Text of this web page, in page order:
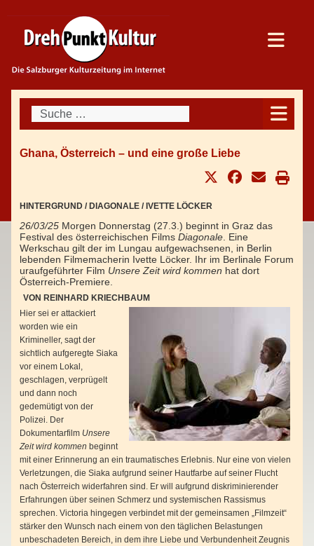
Suchen
Ghana, Österreich – und eine große Liebe
HINTERGRUND / DIAGONALE / IVETTE LÖCKER
26/03/25 Morgen Donnerstag (27.3.) beginnt in Graz das
Festival des österreichischen Films Diagonale. Eine
Werkschau gilt der im Lungau aufgewachsenen, in Berlin
lebenden Filmemacherin Ivette Löcker. Ihr im Berlinale Forum
uraufgeführter Film Unsere Zeit wird kommen hat dort
Österreich-Premiere.
VON REINHARD KRIECHBAUM
Hier sei er attackiert
worden wie ein
Krimineller, sagt der
sichtlich aufgeregte Siaka
vor einem Lokal,
geschlagen, verprügelt
und dann noch
gedemütigt von der
Polizei. Der
Dokumentarfilm Unsere
Zeit wird kommen beginnt
mit einer Erinnerung an ein traumatisches Erlebnis. Nur eine von vielen
Verletzungen, die Siaka aufgrund seiner Hautfarbe auf seiner Flucht
nach Österreich widerfahren sind. Er will aufgrund diskriminierender
Erfahrungen über seinen Schmerz und systemischen Rassismus
sprechen. Victoria hingegen verbindet mit der gemeinsamen „Filmzeit“
stärker den Wunsch nach einem von den täglichen Belastungen
unbeschadeten Bereich, in dem ihre Liebe und Verbundenheit Zeugnis